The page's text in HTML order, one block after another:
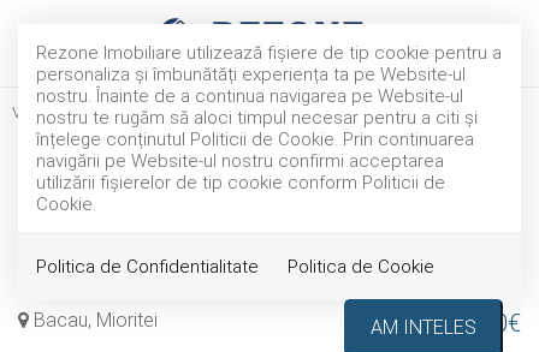
Rezone Imobiliare utilizează fişiere de tip cookie pentru a
personaliza și îmbunătăți experiența ta pe Website-ul
nostru. Înainte de a continua navigarea pe Website-ul
nostru te rugăm să aloci timpul necesar pentru a citi și
înțelege conținutul Politicii de Cookie. Prin continuarea
navigării pe Website-ul nostru confirmi acceptarea
utilizării fişierelor de tip cookie conform Politicii de
Cookie.
Politica de Confidentialitate Politica de Cookie
AM INTELES
Vanzare Apartamente Bacau Mioritei
Apartament in Bloc MAPN-
Școala Mihai Drăgan! Construit
in anul 1994
Bacau, Mioritei 81.700€
TOP